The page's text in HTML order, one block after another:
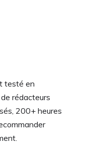
testé en
rédacteurs
200+ heures